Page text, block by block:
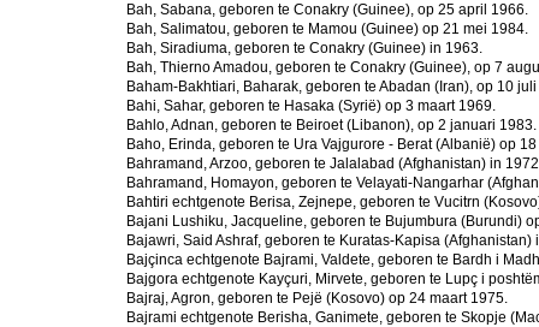
Bah, Sabana, geboren te Conakry (Guinee), op 25 april 1966.
Bah, Salimatou, geboren te Mamou (Guinee) op 21 mei 1984.
Bah, Siradiuma, geboren te Conakry (Guinee) in 1963.
Bah, Thierno Amadou, geboren te Conakry (Guinee), op 7
Baham-Bakhtiari, Baharak, geboren te Abadan (Iran), op 10
Bahi, Sahar, geboren te Hasaka (Syrië) op 3 maart 1969.
Bahlo, Adnan, geboren te Beiroet (Libanon), op 2 januari 1983.
Baho, Erinda, geboren te Ura Vajgurore - Berat (Albanië) op
Bahramand, Arzoo, geboren te Jalalabad (Afghanistan) in
Bahramand, Homayon, geboren te Velayati-Nangarhar
Bahtiri echtgenote Berisa, Zejnepe, geboren te Vucitrn
Bajani Lushiku, Jacqueline, geboren te Bujumbura (Burundi)
Bajawri, Said Ashraf, geboren te Kuratas-Kapisa (Afghanistan)
Bajçinca echtgenote Bajrami, Valdete, geboren te Bardh i
Bajgora echtgenote Kayçuri, Mirvete, geboren te Lupç i
Bajraj, Agron, geboren te Pejë (Kosovo) op 24 maart 1975.
Bajrami echtgenote Berisha, Ganimete, geboren te Skopje